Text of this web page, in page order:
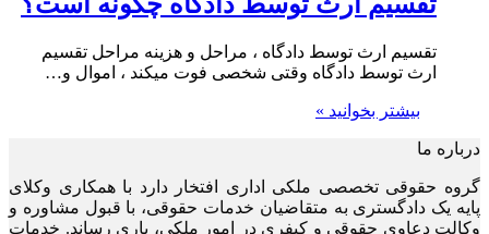
تقسیم ارث توسط دادگاه ، مراحل و هزینه مراحل تقسیم
ارث توسط دادگاه وقتی شخصی فوت میکند ، اموال و…
بیشتر بخوانید »
درباره ما
گروه حقوقی تخصصی ملکی اداری افتخار دارد با همکاری وکلای
پایه یک دادگستری به متقاضیان خدمات حقوقی، با قبول مشاوره و
وکالت دعاوی حقوقی و کیفری در امور ملکی، یاری رساند. خدمات